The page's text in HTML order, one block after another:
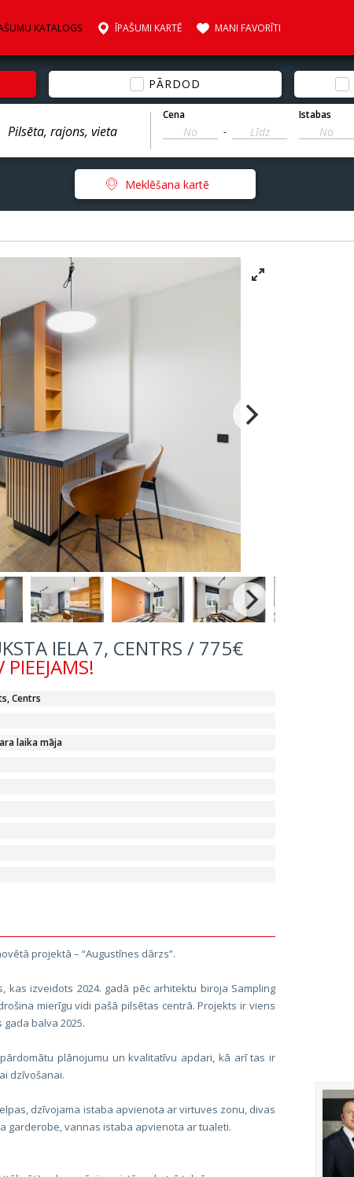
KATALOGS ĪPAŠUMI KARTĒ MANI FAVORĪTI
PĀRDOD
Cena
-
Istabas
Meklēšana kartē
IELA 7, CENTRS / 775€
PIEEJAMS!
Centrs
laika māja
projektā – “Augustīnes dārzs”.
kas izveidots 2024. gadā pēc arhitektu biroja Sampling
mierīgu vidi pašā pilsētas centrā. Projekts ir viens
balva 2025.
plānojumu un kvalitatīvu apdari, kā arī tas ir
dzīvošanai.
dzīvojama istaba apvienota ar virtuves zonu, divas
garderobe, vannas istaba apvienota ar tualeti.